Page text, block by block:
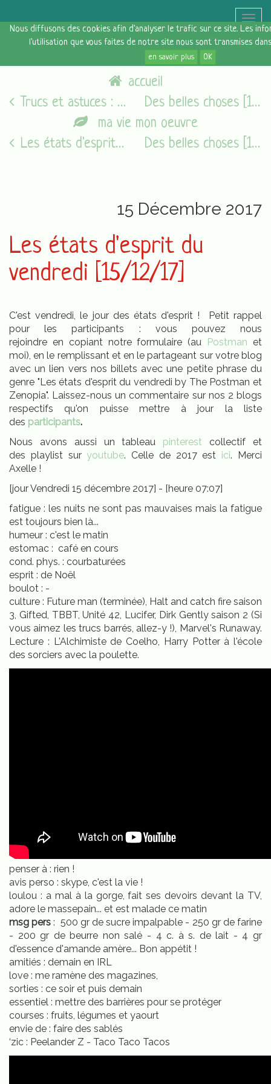
Nous diffusons des cookies afin d'analyser le trafic sur ce site. Les
l'utilisation que vous faites de notre site nous sont transmises
en savoir plus OK
Toggle
accueil
Trucs et astuces : les plantes vertes
Des belles choses [17 décembre 2017]
ma vie mon oeuvre
Les états d'esprit du vendredi [05/08/16]
Des belles choses [17 décembre 2017]
15 Décembre 2017
Les états d'esprit du
vendredi [15/12/17]
C'est vendredi, le jour des états d'esprit ! Petit rappel
pour les participants : vous pouvez nous
rejoindre en copiant notre formulaire (au Postman et
moi), en le remplissant et en le partageant sur votre blog
avec un lien vers nos billets avec une petite phrase du
genre "Les états d'esprit du vendredi by The Postman et
Zenopia". Laissez-nous un commentaire sur nos 2 blogs
respectifs qu'on puisse mettre à jour la liste
des participants.
Nous avons aussi un tableau pinterest collectif et
des playlist sur youtube. Celle de 2017 est ici. Merci
Axelle !
[jour Vendredi 15 décembre 2017] - [heure 07:07]
fatigue : les nuits ne sont pas mauvaises mais la fatigue
est toujours bien là...
humeur : c'est le matin
estomac : café en cours
cond. phys. : courbaturées
esprit : de Noël
boulot : -
culture : Future man (terminée), Halt and catch fire saison
3, Gifted, TBBT, Unité 42, Lucifer, Dirk Gently saison 2 (Si
vous aimez les trucs barrés, allez-y !), Marvel's Runaway.
Lecture : L'Alchimiste de Coelho, Harry Potter à l'école
des sorciers avec la poulette.
penser à : rien !
avis perso : skype, c'est la vie !
loulou : a mal à la gorge, fait ses devoirs devant la TV,
adore le massepain... et est malade ce matin
msg pers : 500 gr de sucre impalpable - 250 gr de farine
- 200 gr de beurre non salé - 4 c. à s. de lait - 4 gr
d'essence d'amande amère... Bon appétit !
amitiés : demain en IRL
love : me ramène des magazines,
sorties : ce soir et puis demain
essentiel : mettre des barrières pour se protéger
courses : fruits, légumes et yaourt
envie de : faire des sablés
‘zic : Peelander Z - Taco Taco Tacos